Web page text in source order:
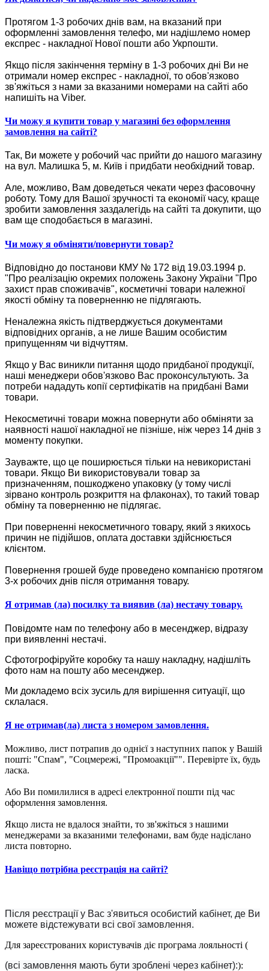
Протягом 1-3 робочих днів вам, на вказаний при
оформленні замовлення телефо, ми надішлемо номер
експрес - накладної Нової пошти або Укрпошти.
Якщо після закінчення терміну в 1-3 робочих дні Ви не
отримали номер експрес - накладної, то обов'язково
зв'яжіться з нами за вказаними номерами на сайті або
напишіть на Viber.
Чи можу я купити товар у магазині без оформлення
замовлення на сайті?
Так, Ви можете у робочий час прийти до нашого магазину
на вул. Малишка 5, м. Київ і придбати необхідний товар.
Але, можливо, Вам доведеться чекати через фасовочну
роботу. Тому для Вашої зручності та економії часу, краще
зробити замовлення заздалегідь на сайті та докупити, що
вам ще сподобається в магазині.
Чи можу я обміняти/повернути товар?
Відповідно до постанови КМУ № 172 від 19.03.1994 р.
"Про реалізацію окремих положень Закону України "Про
захист прав споживачів", косметичні товари належної
якості обміну та поверненню не підлягають.
Неналежна якість підтверджується документами
відповідних органів, а не лише Вашим особистим
припущенням чи відчуттям.
Якщо у Вас виникли питання щодо придбаної продукції,
наші менеджери обов'язково Вас проконсультують. За
потреби нададуть копії сертифікатів на придбані Вами
товари.
Некосметичні товари можна повернути або обміняти за
наявності нашої накладної не пізніше, ніж через 14 днів з
моменту покупки.
Зауважте, що це поширюється тільки на невикористані
товари. Якщо Ви використовували товар за
призначенням, пошкоджено упаковку (у тому числі
зірвано контроль розкриття на флаконах), то такий товар
обміну та поверненню не підлягає.
При поверненні некосметичного товару, який з якихось
причин не підійшов, оплата доставки здійснюється
клієнтом.
Повернення грошей буде проведено компанією протягом
3-х робочих днів після отримання товару.
Я отримав (ла) посилку та виявив (ла) нестачу товару.
Повідомте нам по телефону або в месенджер, відразу
при виявленні нестачі.
Сфотогрофіруйте коробку та нашу накладну, надішліть
фото нам на пошту або месенджер.
Ми докладемо всіх зусиль для вирішення ситуації, що
склалася.
Я не отримав(ла) листа з номером замовлення.
Можливо, лист потрапив до однієї з наступних папок у Вашій
пошті: "Спам", "Соцмережі, "Промоакції"". Перевірте їх, будь
ласка.
Або Ви помилилися в адресі електронної пошти під час
оформлення замовлення.
Якщо листа не вдалося знайти, то зв'яжіться з нашими
менеджерами за вказаними телефонами, вам буде надіслано
листа повторно.
Навіщо потрібна реєстрація на сайті?
Після реєстрації у Вас з'явиться особистий кабінет, де Ви
можете відстежувати всі свої замовлення.
Для зареєстрованих користувачів діє програма лояльності (
(всі замовлення мають бути зроблені через кабінет):):